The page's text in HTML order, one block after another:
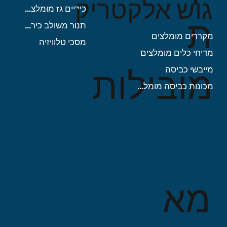
מא
ת
מובילות
כיריים גז מומלצות
תנור משולב כיריים
מסכי טלוויזיה
מקררים מומלצים
מדיחי כלים מומלצים
מייבשי כביסה
מכונות כביסה מומלצות
גוש אלקטריק